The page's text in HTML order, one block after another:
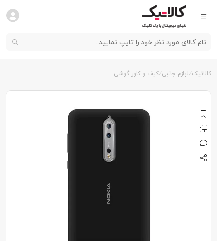
کالاتیک لوازم جانبی کیف و کاور گوشی